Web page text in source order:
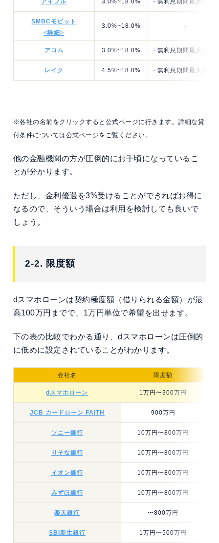
アイフル 3.0%~18.0% ・無利息期間最大30日
SMBCモビット
<詳細>
3.0%~18.0% –
アコム 3.0%~18.0% ・無利息期間最大30日
レイク 4.5%~18.0% ・無利息期間最大365
※各社の名前をクリックすると公式ページに行きます。詳細な貸
付条件については公式ページをご覧ください。
他の金融機関の方が圧倒的にお手頃になっているこ
とが分かります。
ただし、金利優遇を3%受けることができればお得に
なるので、そういう場合は利用を検討しても良いで
しょう。
2-2. 限度額
dスマホローンは契約極度額（借りられる金額）が最
高100万円までで、1万円単位で希望を出せます。
下の表の比較でわかる通り、dスマホローンは圧倒的
に低めに設定されていることがわかります。
会社名 限度額
dスマホローン 1万円〜300万円
JCB カードローン FAITH 900万円
ソニー銀行 10万円〜800万円
りそな銀行 10万円〜800万円
イオン銀行 10万円〜800万円
みずほ銀行 10万円〜800万円
楽天銀行 〜800万円
SBI新生銀行 1万円〜500万円